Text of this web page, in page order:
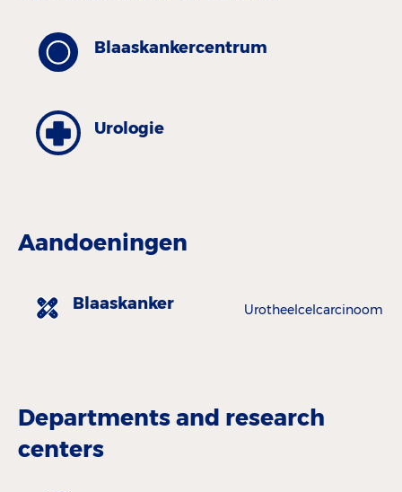
Blaaskankercentrum
Urologie
Aandoeningen
Blaaskanker Urotheelcelcarcinoom
Departments and research
centers